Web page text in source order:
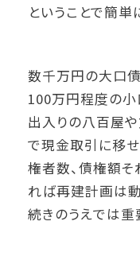
ということで簡単
数千万円の大口債
100万円程度の小
出入りの八百屋
で現金取引に移せ
権者数、債権額
れば再建計画は
続きのうえでは重